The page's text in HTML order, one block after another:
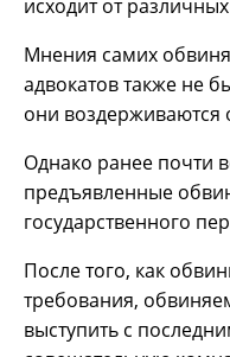
исходит от
Мнения самих
адвокатов также не
они воздерживаются
Однако ранее почти
предъявленные
государственного
После того, как
требования,
выступить с